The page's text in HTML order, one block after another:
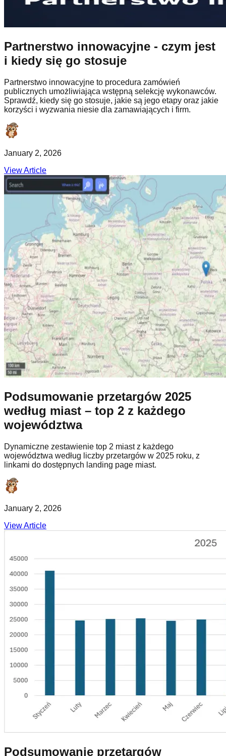
Partnerstwo innowacyjne - czym jest
i kiedy się go stosuje
Partnerstwo innowacyjne to procedura zamówień
publicznych umożliwiająca wstępną selekcję wykonawców.
Sprawdź, kiedy się go stosuje, jakie są jego etapy oraz jakie
korzyści i wyzwania niesie dla zamawiających i firm.
January 2, 2026
View Article
Podsumowanie przetargów 2025
według miast – top 2 z każdego
województwa
Dynamiczne zestawienie top 2 miast z każdego
województwa według liczby przetargów w 2025 roku, z
linkami do dostępnych landing page miast.
January 2, 2026
View Article
Podsumowanie przetargów